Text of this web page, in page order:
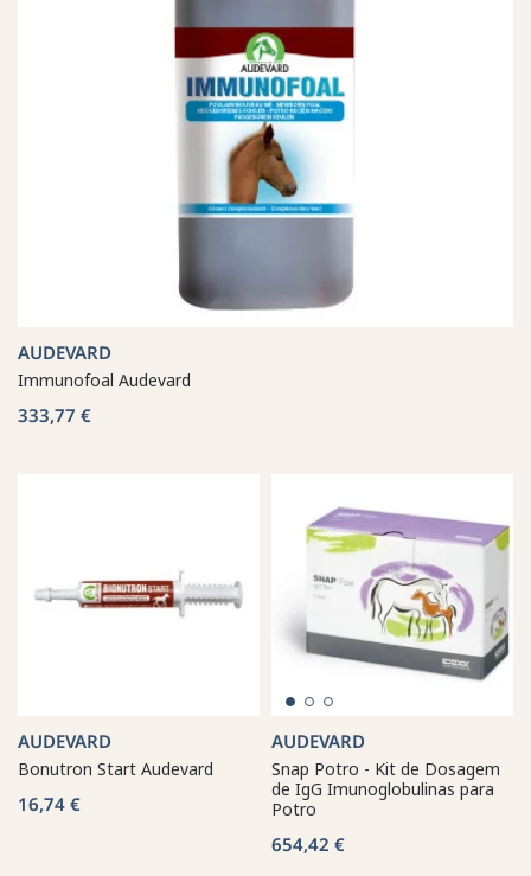
AUDEVARD
Immunofoal Audevard
333,77 €
AUDEVARD
Bonutron Start Audevard
16,74 €
AUDEVARD
Snap Potro - Kit de Dosagem
de IgG Imunoglobulinas para
Potro
654,42 €